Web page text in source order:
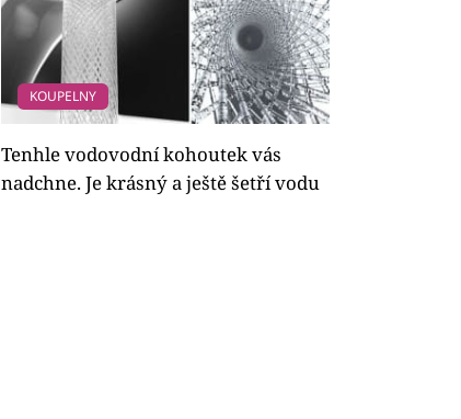
KOUPELNY
Tenhle vodovodní kohoutek vás
nadchne. Je krásný a ještě šetří vodu